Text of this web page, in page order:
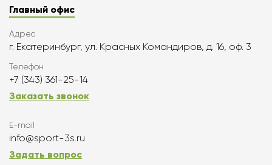
Главный офис
Адрес
г. Екатеринбург, ул. Красных Командиров, д. 16, оф. 3
Телефон
+7 (343) 361-25-14
Заказать звонок
E-mail
info@sport-3s.ru
Задать вопрос